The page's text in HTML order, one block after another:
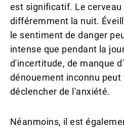
est significatif. Le
différemment la nuit.
le sentiment de danger
intense que pendant la
d'incertitude, de manque
dénouement inconnu
déclencher de l'anxiété.
Néanmoins, il est